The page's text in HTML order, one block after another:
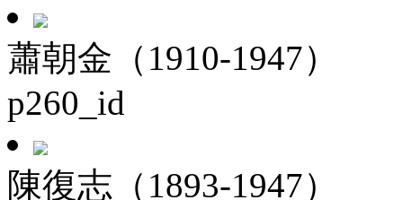
蕭朝金（1910-1947）
p260_id
陳復志（1893-1947）